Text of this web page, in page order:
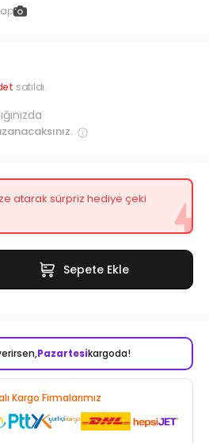
satıldı.
atarak sürpriz hediye çeki
Sepete Ekle
Pazartesikargoda!
Kargo Firmalarımız